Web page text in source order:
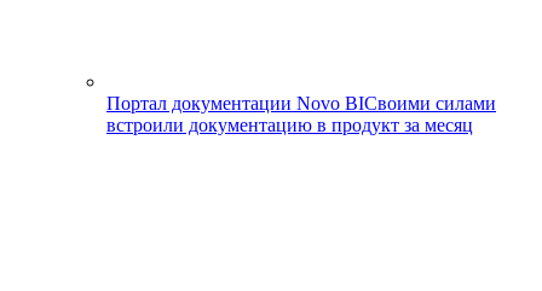
Портал документации Novo BIСвоими силами
встроили документацию в продукт за месяц